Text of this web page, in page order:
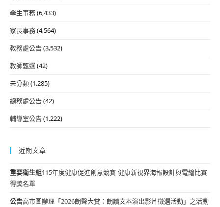
學生事務(6,433)
家長事務(4,564)
教務處公告(3,532)
教師甄選(42)
未分類(1,285)
總務處公告(42)
輔導室公告(1,222)
近期文章
重要衛生組115年度健康促進創意競賽-健康新視界海報設計與電繪比賽
得獎名單
公告高市圖辦理「2026朗聲大賞：朗讀文本演出影片徵選活動」之活動